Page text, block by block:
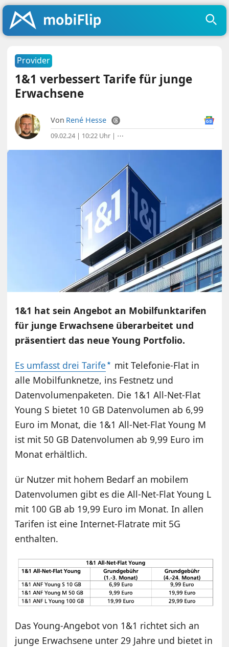
Provider
1&1 verbessert Tarife für junge
Erwachsene
Von René Hesse
09.02.24 | 10:22 Uhr | ⋯
1&1 hat sein Angebot an Mobilfunktarifen
für junge Erwachsene überarbeitet und
präsentiert das neue Young Portfolio.
Es umfasst drei Tarife
mit Telefonie-Flat in
alle Mobilfunknetze, ins Festnetz und
Datenvolumenpaketen. Die 1&1 All-Net-Flat
Young S bietet 10 GB Datenvolumen ab 6,99
Euro im Monat, die 1&1 All-Net-Flat Young M
ist mit 50 GB Datenvolumen ab 9,99 Euro im
Monat erhältlich.
ür Nutzer mit hohem Bedarf an mobilem
Datenvolumen gibt es die All-Net-Flat Young L
mit 100 GB ab 19,99 Euro im Monat. In allen
Tarifen ist eine Internet-Flatrate mit 5G
enthalten.
Das Young-Angebot von 1&1 richtet sich an
junge Erwachsene unter 29 Jahre und bietet in